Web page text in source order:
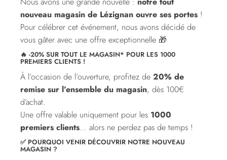
nouveau magasin de Lézignan ouvre ses portes !
Pour célébrer cet événement, nous avons décidé de
vous gâter avec une offre exceptionnelle 🎁
🔥 -20% SUR TOUT LE MAGASIN* POUR LES 1000
PREMIERS CLIENTS !
À l’occasion de l’ouverture, profitez de 20% de
remise sur l’ensemble du magasin, dès 100€
d’achat.
Une offre valable uniquement pour les 1000
premiers clients… alors ne perdez pas de temps !
✅ POURQUOI VENIR DÉCOUVRIR NOTRE NOUVEAU
MAGASIN ?